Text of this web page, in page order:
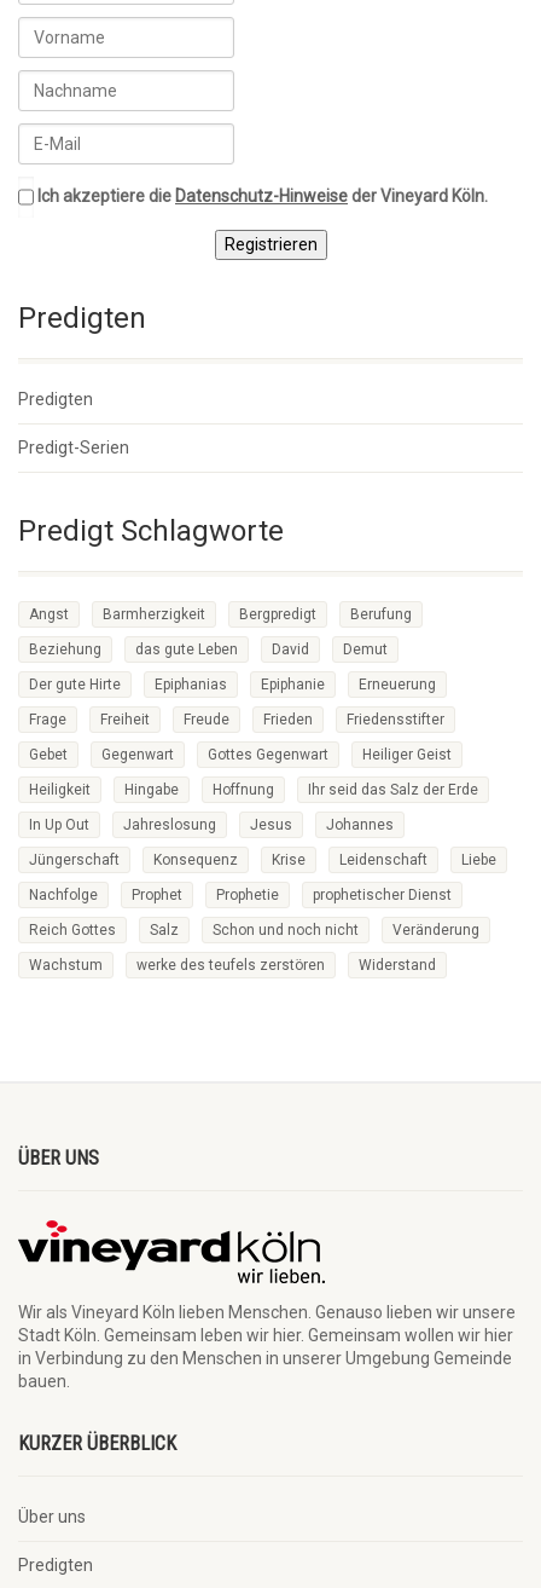
Ich akzeptiere die Datenschutz-Hinweiseder Vineyard Köln.
Registrieren
Predigten
Predigten
Predigt-Serien
Predigt Schlagworte
Angst Barmherzigkeit Bergpredigt Berufung
Beziehung das gute Leben David Demut
Der gute Hirte Epiphanias Epiphanie Erneuerung
Frage Freiheit Freude Frieden Friedensstifter
Gebet Gegenwart Gottes Gegenwart Heiliger Geist
Heiligkeit Hingabe Hoffnung Ihr seid das Salz der Erde
In Up Out Jahreslosung Jesus Johannes
Jüngerschaft Konsequenz Krise Leidenschaft Liebe
Nachfolge Prophet Prophetie prophetischer Dienst
Reich Gottes Salz Schon und noch nicht Veränderung
Wachstum werke des teufels zerstören Widerstand
ÜBER UNS
Wir als Vineyard Köln lieben Menschen. Genauso lieben wir unsere
Stadt Köln. Gemeinsam leben wir hier. Gemeinsam wollen wir hier
in Verbindung zu den Menschen in unserer Umgebung Gemeinde
bauen.
KURZER ÜBERBLICK
Über uns
Predigten